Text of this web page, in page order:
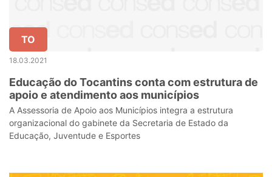
TO
18.03.2021
Educação do Tocantins conta com estrutura de
apoio e atendimento aos municípios
A Assessoria de Apoio aos Municípios integra a estrutura
organizacional do gabinete da Secretaria de Estado da
Educação, Juventude e Esportes